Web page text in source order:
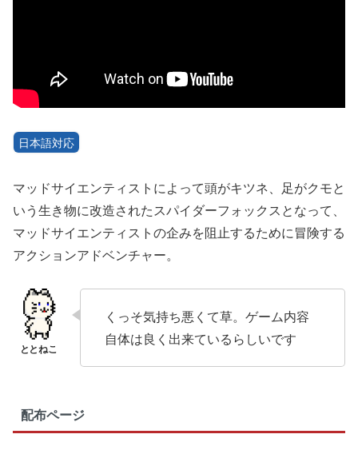
日本語対応
マッドサイエンティストによって頭がキツネ、足がクモと
いう生き物に改造されたスパイダーフォックスとなって、
マッドサイエンティストの企みを阻止するために冒険する
アクションアドベンチャー。
くっそ気持ち悪くて草。ゲーム内容
自体は良く出来ているらしいです
配布ページ